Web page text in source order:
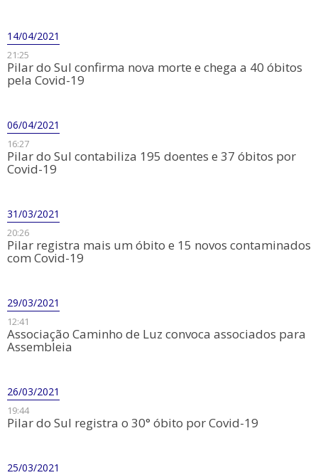
14/04/2021
21:25
​Pilar do Sul confirma nova morte e chega a 40 óbitos
pela Covid-19
06/04/2021
16:27
Pilar do Sul contabiliza 195 doentes e 37 óbitos por
Covid-19
31/03/2021
20:26
​Pilar registra mais um óbito e 15 novos contaminados
com Covid-19
29/03/2021
12:41
Associação Caminho de Luz convoca associados para
Assembleia
26/03/2021
19:44
Pilar do Sul registra o 30° óbito por Covid-19
25/03/2021